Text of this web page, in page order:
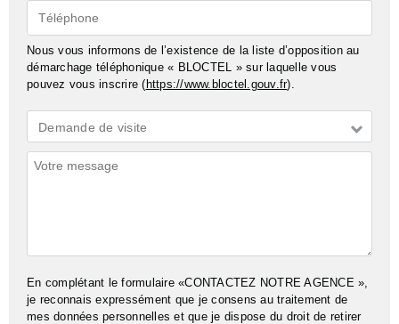
Téléphone
Nous vous informons de l’existence de la liste d’opposition au
démarchage téléphonique « BLOCTEL » sur laquelle vous
pouvez vous inscrire (https://www.bloctel.gouv.fr).
Demande
*
Demande de visite
Commentaires
En complétant le formulaire «CONTACTEZ NOTRE AGENCE »,
je reconnais expressément que je consens au traitement de
mes données personnelles et que je dispose du droit de retirer